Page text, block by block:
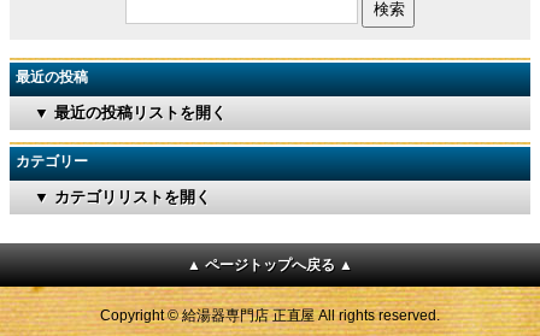
最近の投稿
▼ 最近の投稿リストを開く
カテゴリー
▼ カテゴリリストを開く
▲ ページトップへ戻る ▲
Copyright © 給湯器専門店 正直屋 All rights reserved.